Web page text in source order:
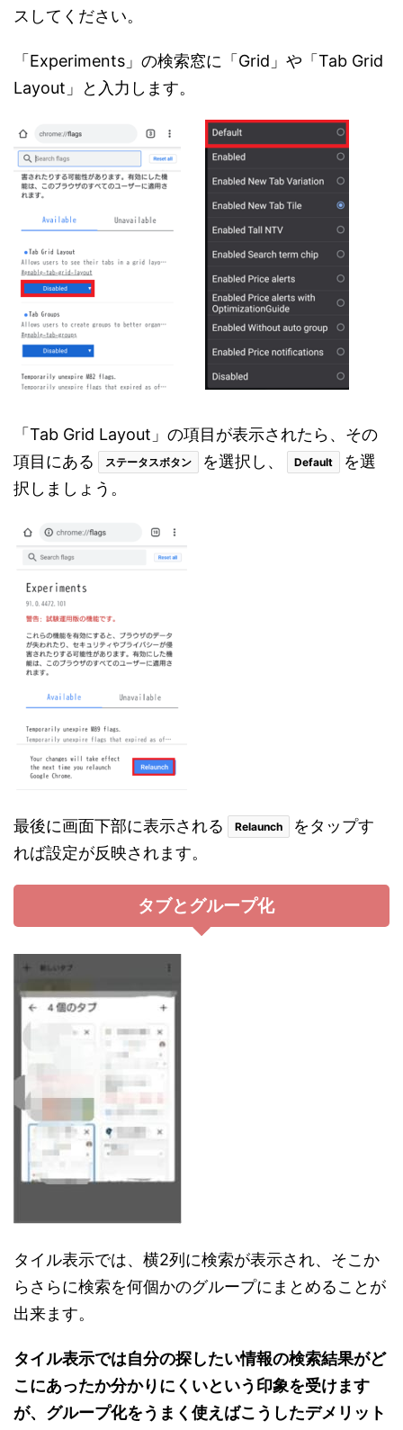
スしてください。
「Experiments」の検索窓に「Grid」や「Tab Grid
Layout」と入力します。
「Tab Grid Layout」の項目が表示されたら、その
項目にある
ステータスボタン を選択し、 Default
を選
択しましょう。
最後に画面下部に表示される Relaunch
をタップす
れば設定が反映されます。
タブとグループ化
タイル表示では、横2列に検索が表示され、そこか
らさらに検索を何個かのグループにまとめることが
出来ます。
タイル表示では自分の探したい情報の検索結果がど
こにあったか分かりにくいという印象を受けます
が、グループ化をうまく使えばこうしたデメリット